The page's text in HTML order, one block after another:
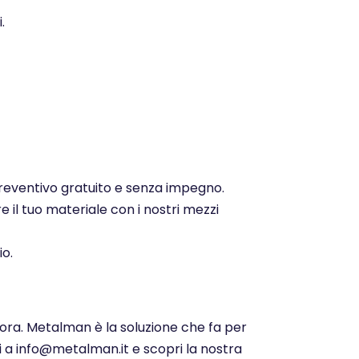
gratuito e senza impegno.
il tuo materiale con i nostri mezzi
Metalman è la soluzione che fa per
info@metalman.it e scopri la nostra